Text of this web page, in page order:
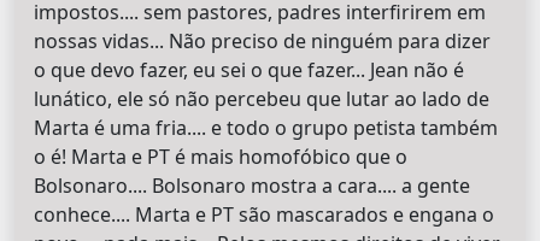
impostos.... sem pastores, padres interfirirem em
nossas vidas... Não preciso de ninguém para dizer
o que devo fazer, eu sei o que fazer... Jean não é
lunático, ele só não percebeu que lutar ao lado de
Marta é uma fria.... e todo o grupo petista também
o é! Marta e PT é mais homofóbico que o
Bolsonaro.... Bolsonaro mostra a cara.... a gente
conhece.... Marta e PT são mascarados e engana o